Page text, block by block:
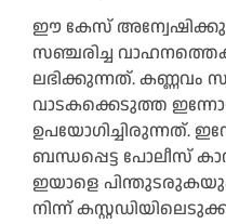
ഈ കേസ്
സഞ്ചരിച്ച
ലഭിക്കുന്നത്. കണ്ണവം
വാടകക്കെടുത്ത
ഉപയോഗിച്ചിരുന്നത്.
ബന്ധപ്പെട്ട പോലീസ്
ഇയാളെ
നിന്ന്